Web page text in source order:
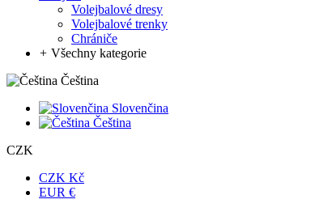
Volejbalové dresy
Volejbalové trenky
Chrániče
+ Všechny kategorie
Čeština
Slovenčina
Čeština
CZK
CZK Kč
EUR €